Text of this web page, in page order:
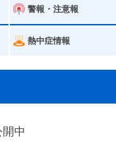
警報・注意報
熱中症情報
中